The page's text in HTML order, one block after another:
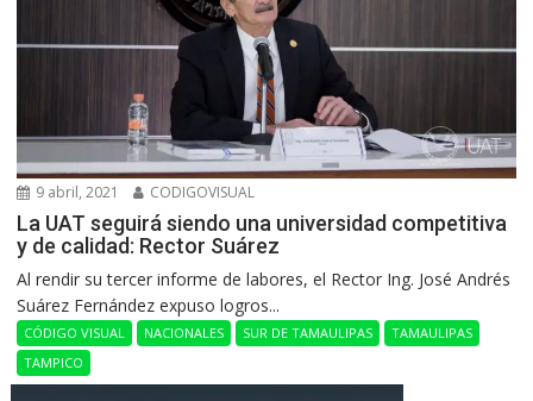
9 abril, 2021 CODIGOVISUAL
La UAT seguirá siendo una universidad competitiva
y de calidad: Rector Suárez
Al rendir su tercer informe de labores, el Rector Ing. José Andrés
Suárez Fernández expuso logros...
CÓDIGO VISUAL NACIONALES SUR DE TAMAULIPAS
TAMAULIPAS
TAMPICO